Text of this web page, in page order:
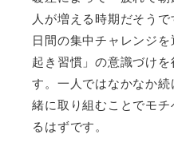
人が増える時期だそう
日間の集中チャレンジ
起き習慣」の意識づけ
す。一人ではなかなか
緒に取り組むことでモ
るはずです。